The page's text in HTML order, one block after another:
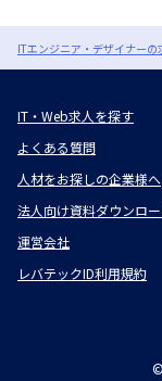
ITエンジニア・デザイナーの
IT・Web求人を探す
よくある質問
人材をお探しの企業様へ
法人向け資料ダウンロ
運営会社
レバテックID利用規約
©